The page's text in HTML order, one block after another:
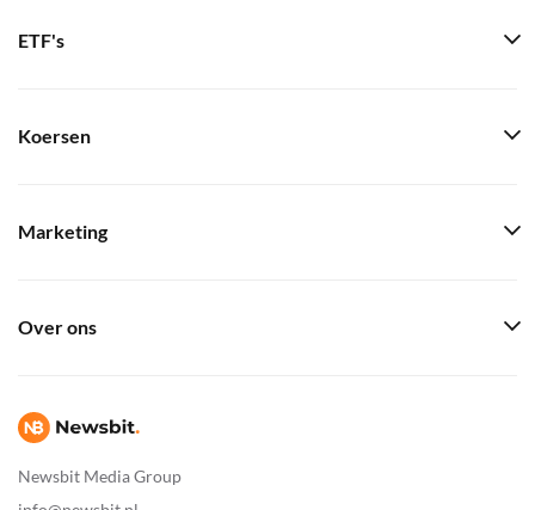
Newsbit Media Group
ETF's
Koersen
Marketing
Over ons